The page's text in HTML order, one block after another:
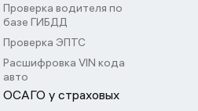
Проверка водителя по
базе ГИБДД
Проверка ЭПТС
Расшифровка VIN кода
авто
ОСАГО у страховых